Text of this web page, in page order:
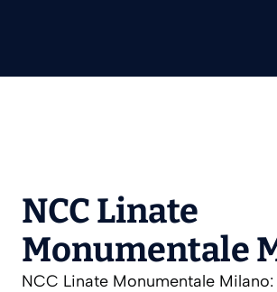
NCC Linate
Monumentale
NCC Linate Monumentale